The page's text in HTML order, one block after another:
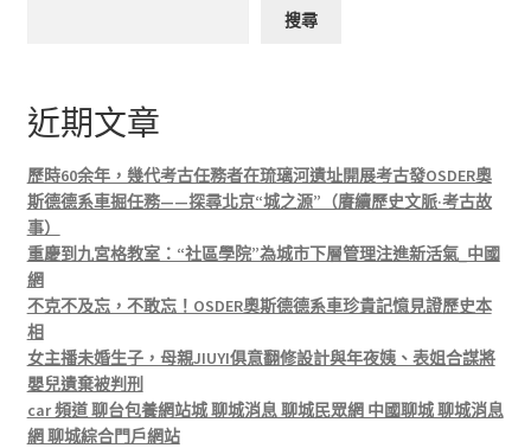
搜尋
近期文章
歷時60余年，幾代考古任務者在琉璃河遺址開展考古發OSDER奧
斯德德系車掘任務——探尋北京“城之源”（賡續歷史文脈·考古故
事）
重慶到九宮格教室：“社區學院”為城市下層管理注進新活氣_中國
網
不克不及忘，不敢忘！OSDER奧斯德德系車珍貴記憶見證歷史本
相
女主播未婚生子，母親JIUYI俱意翻修設計與年夜姨、表姐合謀將
嬰兒遺棄被判刑
car 頻道 聊台包養網站城 聊城消息 聊城民眾網 中國聊城 聊城消息
網 聊城綜合門戶網站